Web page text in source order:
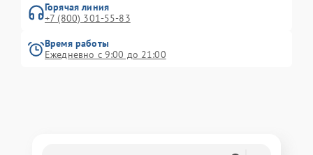
Горячая линия
+7 (800) 301-55-83
Время работы
Ежедневно с 9:00 до 21:00